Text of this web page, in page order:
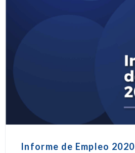
Informe de Empleo 2020